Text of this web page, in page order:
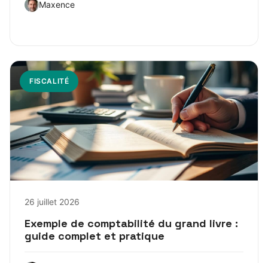
Maxence
FISCALITÉ
26 juillet 2026
Exemple de comptabilité du grand livre :
guide complet et pratique